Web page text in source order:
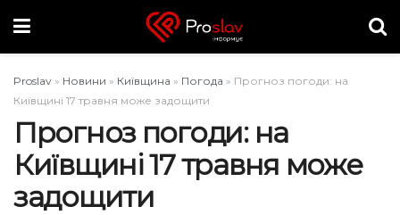
Proslav » Новини » Київщина » Погода » Прогноз погоди: на
Київщині 17 травня може задощити
Прогноз погоди: на
Київщині 17 травня може
задощити